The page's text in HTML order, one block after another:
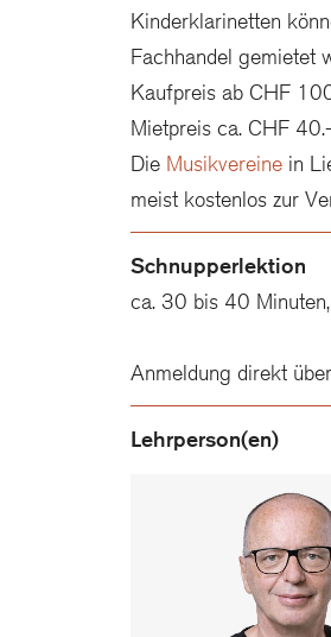
Kinderklarinetten
Fachhandel gemietet
Kaufpreis ab CHF
Mietpreis ca. CHF
Die Musikvereine in
meist kostenlos zur
Schnupperlektion
ca. 30 bis 40
Anmeldung direkt
Lehrperson(en)